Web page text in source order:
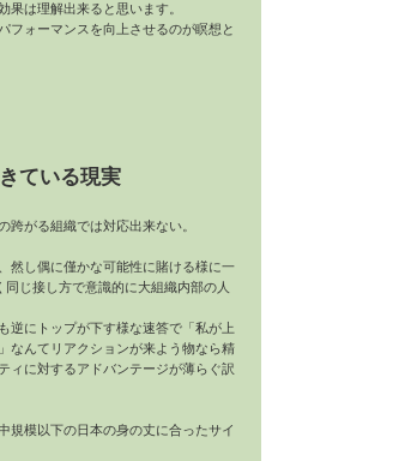
果は理解出来ると思います。
フォーマンスを向上させるのが瞑想と
ている現実
跨がる組織では対応出来ない。
然し偶に僅かな可能性に賭ける様に一
じ接し方で意識的に大組織内部の人
逆にトップが下す様な速答で「私が上
なんてリアクションが来よう物なら精
ィに対するアドバンテージが薄らぐ訳
規模以下の日本の身の丈に合ったサイ